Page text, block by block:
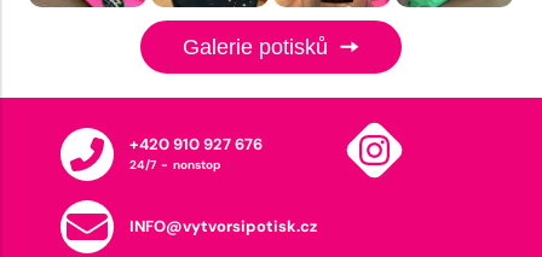
Galerie potisků
+420 910 927 676
24/7 - nonstop
INFO@vytvorsipotisk.cz